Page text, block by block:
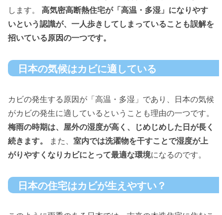
します。 高気密高断熱住宅が「高温・多湿」になりやす
いという認識が、一人歩きしてしまっていることも誤解を
招いている原因の一つです。
日本の気候はカビに適している
カビの発生する原因が「高温・多湿」であり、日本の気候
がカビの発生に適しているということも理由の一つです。
梅雨の時期は、屋外の湿度が高く、じめじめした日が長く
続きます。
また、 室内では洗濯物を干すことで湿度が上
がりやすくなりカビにとって最適な環境になるのです。
日本の住宅はカビが生えやすい？